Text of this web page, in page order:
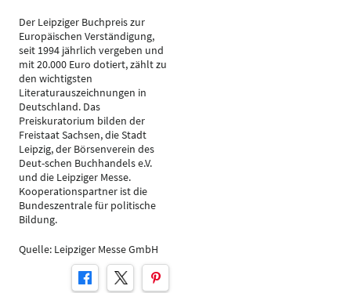
Der Leipziger Buchpreis zur
Europäischen Verständigung,
seit 1994 jährlich vergeben und
mit 20.000 Euro dotiert, zählt zu
den wichtigsten
Literaturauszeichnungen in
Deutschland. Das
Preiskuratorium bilden der
Freistaat Sachsen, die Stadt
Leipzig, der Börsenverein des
Deut-schen Buchhandels e.V.
und die Leipziger Messe.
Kooperationspartner ist die
Bundeszentrale für politische
Bildung.
Quelle: Leipziger Messe GmbH